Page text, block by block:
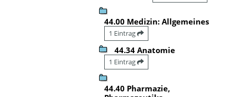
44.00 Medizin: Allgemeines
1 Eintrag
44.34 Anatomie
1 Eintrag
44.40 Pharmazie,